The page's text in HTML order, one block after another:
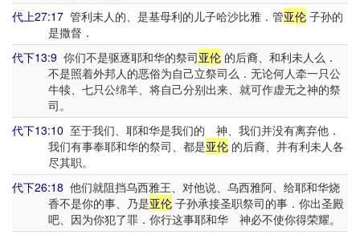
代上27:17 管利未人的、是基母利的儿子哈沙比雅．管亚伦 子孙的
是撒督．
代下13:9 你们不是驱逐耶和华的祭司亚伦 的后裔、和利未人么．
不是照着外邦人的恶俗为自己立祭司么．无论何人牵一只公
牛犊、七只公绵羊、将自己分别出来、就可作虚无之神的祭
司。
代下13:10 至于我们、耶和华是我们的 神、我们并没有离弃他．
我们有事奉耶和华的祭司、都是亚伦的后裔、并有利未人各
尽其职。
代下26:18 他们就阻挡乌西雅王、对他说、乌西雅阿、给耶和华烧
香不是你的事、乃是亚伦子孙承接圣职祭司的事．你出圣殿
吧、因为你犯了罪．你行这事耶和华 神必不使你得荣耀。